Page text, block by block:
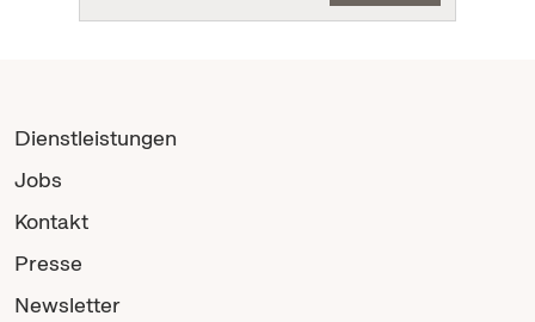
Dienstleistungen
Jobs
Kontakt
Presse
Newsletter